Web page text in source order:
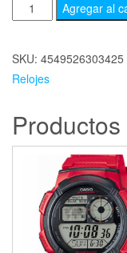
Agregar al
SKU: 4549526303425
Relojes